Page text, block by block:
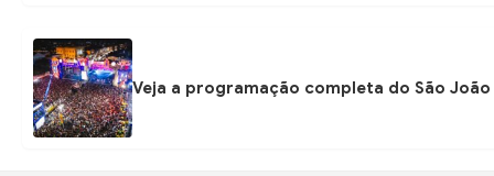
Veja a programação completa do São João